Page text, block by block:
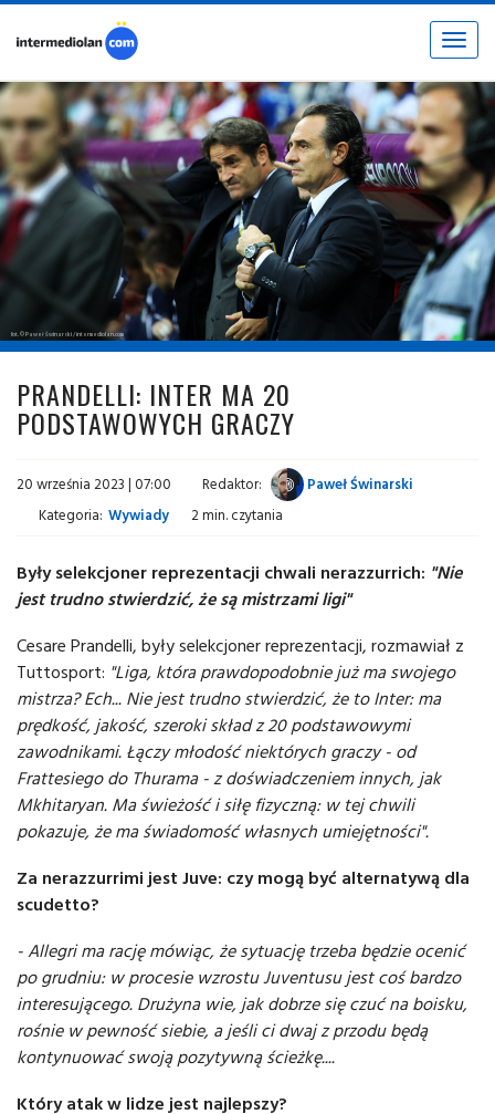
Toggle
fot. © Paweł Świnarski / intermediolan.com
PRANDELLI: INTER MA 20
PODSTAWOWYCH GRACZY
20 września 2023 | 07:00 Redaktor:
Paweł Świnarski
Kategoria: Wywiady 2 min. czytania
Były selekcjoner reprezentacji chwali nerazzurrich: "Nie
jest trudno stwierdzić, że są mistrzami ligi"
Cesare Prandelli, były selekcjoner reprezentacji, rozmawiał z
Tuttosport: "Liga, która prawdopodobnie już ma swojego
mistrza? Ech... Nie jest trudno stwierdzić, że to Inter: ma
prędkość, jakość, szeroki skład z 20 podstawowymi
zawodnikami. Łączy młodość niektórych graczy - od
Frattesiego do Thurama - z doświadczeniem innych, jak
Mkhitaryan. Ma świeżość i siłę fizyczną: w tej chwili
pokazuje, że ma świadomość własnych umiejętności".
Za nerazzurrimi jest Juve: czy mogą być alternatywą dla
scudetto?
- Allegri ma rację mówiąc, że sytuację trzeba będzie ocenić
po grudniu: w procesie wzrostu Juventusu jest coś bardzo
interesującego. Drużyna wie, jak dobrze się czuć na boisku,
rośnie w pewność siebie, a jeśli ci dwaj z przodu będą
kontynuować swoją pozytywną ścieżkę....
Który atak w lidze jest najlepszy?